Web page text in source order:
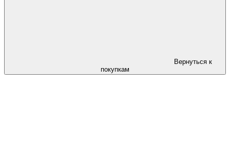
Вернуться к
покупкам